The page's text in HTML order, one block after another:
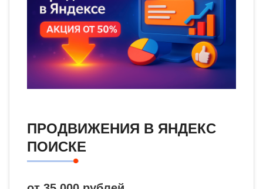
ПРОДВИЖЕНИЯ В ЯНДЕКС
ПОИСКЕ